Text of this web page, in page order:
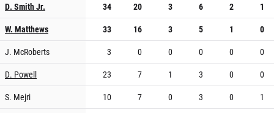
D. Smith Jr.
34 20 3 6 2
1
W. Matthews
33 16 3 5 1
0
J. McRoberts
3 0 0 0 0
0
D. Powell
23 7 1 3 0
0
S. Mejri
10 7 0 3 0
1